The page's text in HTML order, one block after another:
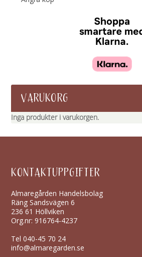
VARUKORG
Inga produkter i varukorgen.
KONTAKTUPPGIFTER
Almaregården Handelsbolag
Räng Sandsvägen 6
236 61 Höllviken
Org.nr: 916764-4237
Tel040-45 70 24
info@almaregarden.se